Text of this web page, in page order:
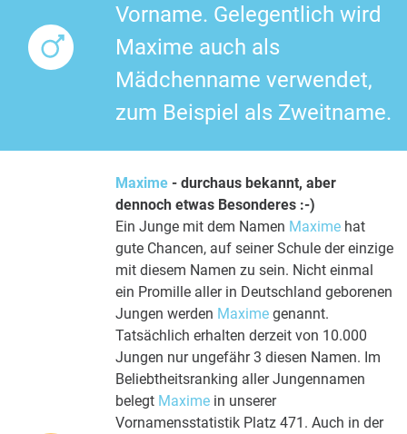
Vorname. Gelegentlich wird
Maxime auch als
Mädchenname verwendet,
zum Beispiel als Zweitname.
Maxime - durchaus bekannt, aber
dennoch etwas Besonderes :-)
Ein Junge mit dem Namen Maxime hat
gute Chancen, auf seiner Schule der einzige
mit diesem Namen zu sein. Nicht einmal
ein Promille aller in Deutschland geborenen
Jungen werden Maxime genannt.
Tatsächlich erhalten derzeit von 10.000
Jungen nur ungefähr 3 diesen Namen. Im
Beliebtheitsranking aller Jungennamen
belegt Maxime in unserer
Vornamensstatistik Platz 471. Auch in der